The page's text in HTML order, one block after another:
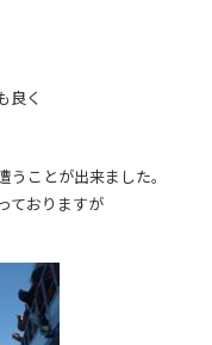
良く
ことが出来ました。
ておりますが